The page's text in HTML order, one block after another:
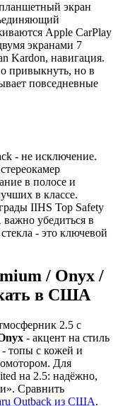
экран
Apple CarPlay
экранами 7
Kardon, навигация.
привыкнуть, но в
повседневные
- не исключение.
в полосе и
в классе.
IIHS Top Safety
убедиться в
- это ключевой
/ Onyx /
в США
2.5 с
- акцент на стиль
- топы с кожей и
Для
на 2.5: надёжно,
Сравнить
Outback из США.